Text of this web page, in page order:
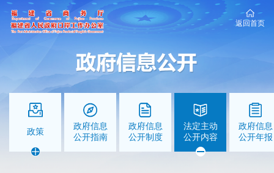
返回首页
政策
政府信息
公开指南
政府信息
公开制度
法定主动
公开内容
政府信息
公开年报